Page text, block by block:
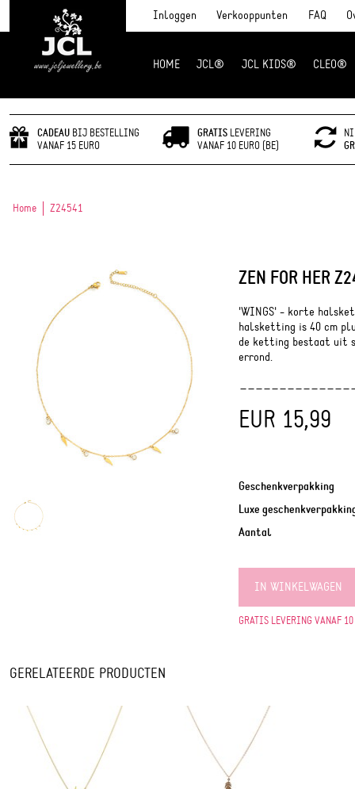
Inloggen Verkooppunten FAQ
HOME JCL® JCL KIDS® CLEO®
CADEAU BIJ BESTELLING
VANAF 15 EURO
GRATISLEVERING
VANAF 10 EURO (BE)
Home Z24541
ZEN FOR HER
'WINGS' - korte
halsketting is 40 cm
de ketting bestaat uit
errond.
EUR 15,99
Geschenkverpakking
Luxe
Aantal
IN WINKELWAGEN
GRATIS LEVERING VANAF 10
GERELATEERDE PRODUCTEN